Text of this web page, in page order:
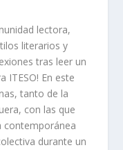
lectora,
literarios y
tras leer un
ITESO! En este
tanto de la
con las que
contemporánea
durante un